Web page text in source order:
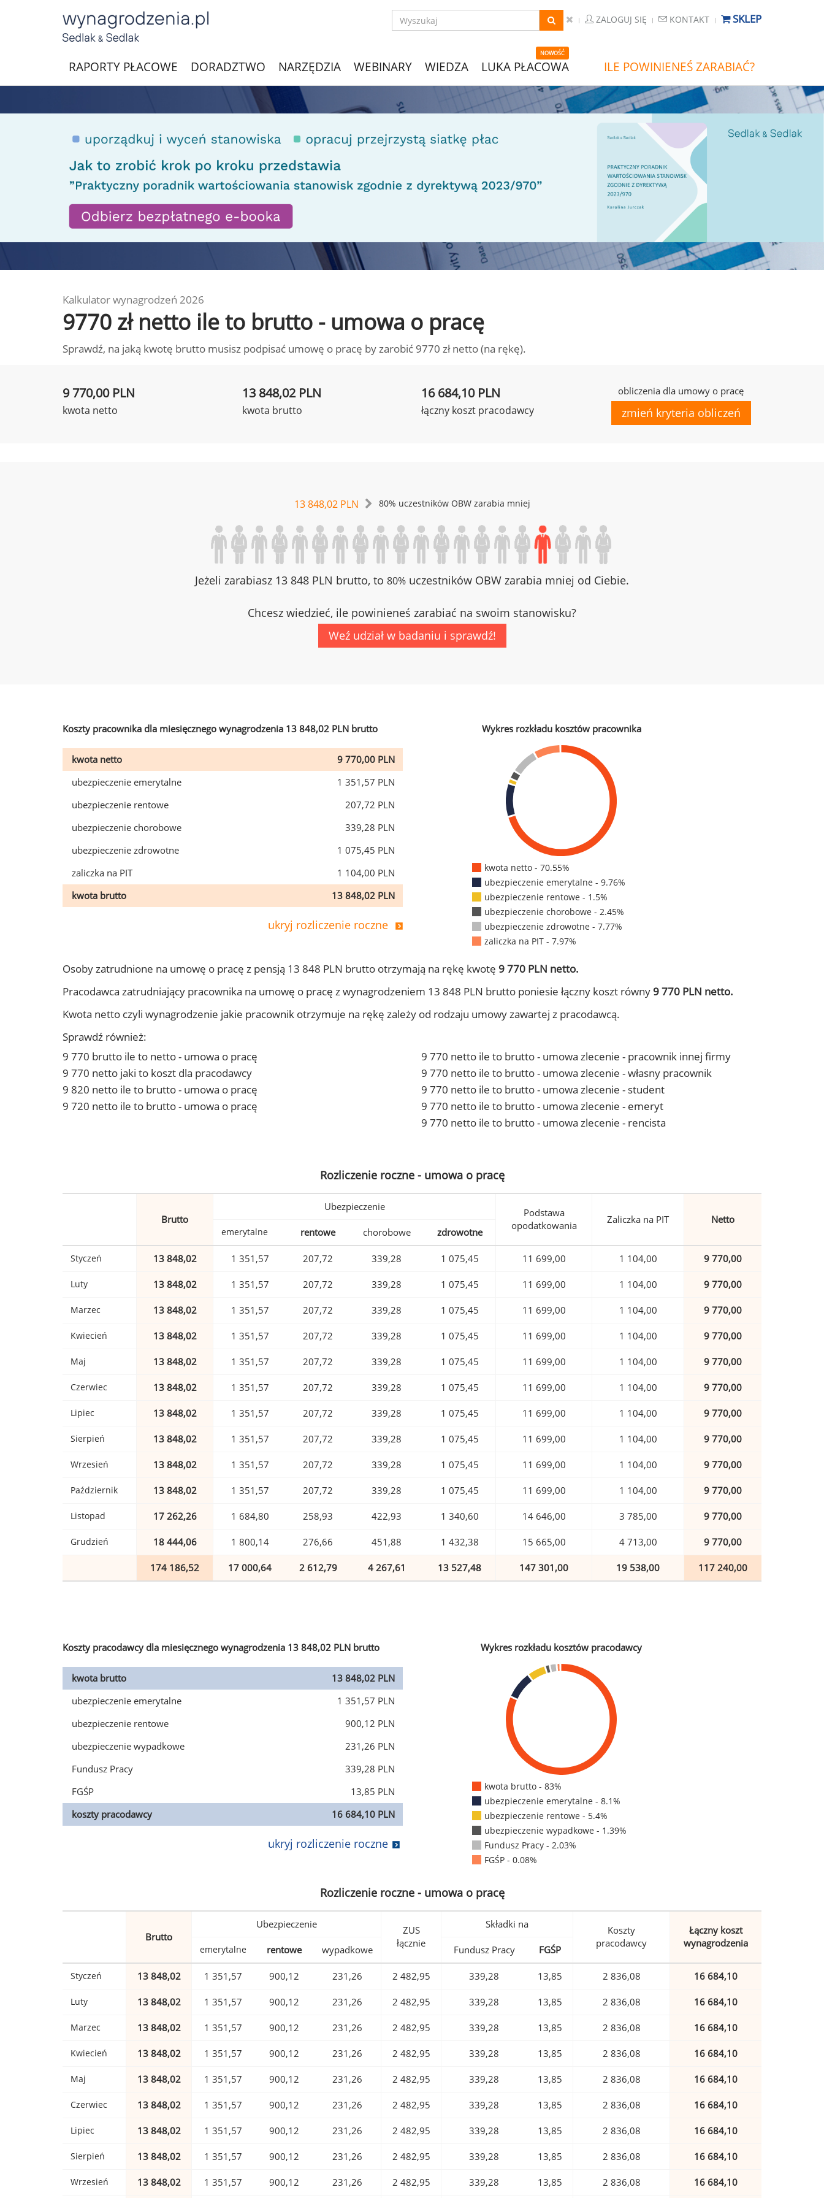
ZALOGUJ SIĘ KONTAKT SKLEP
RAPORTY PŁACOWE DORADZTWO NARZĘDZIA WEBINARY WIEDZA
NOWOŚĆ
LUKA PŁACOWA ILE POWINIENEŚ ZARABIAĆ?
Kalkulator wynagrodzeń 2026
9770 zł netto ile to brutto - umowa o pracę
Sprawdź, na jaką kwotę brutto musisz podpisać umowę o pracę by zarobić 9770 zł netto (na rękę).
9 770,00 PLN
kwota netto
13 848,02 PLN
kwota brutto
16 684,10 PLN
łączny koszt pracodawcy
obliczenia dla umowy o pracę
zmień kryteria obliczeń
13 848,02 PLN 80% uczestników OBW zarabia mniej
Jeżeli zarabiasz 13 848 PLN brutto, to 80% uczestników OBW zarabia mniej od Ciebie.
Chcesz wiedzieć, ile powinieneś zarabiać na swoim stanowisku?
Weź udział w badaniu i sprawdź!
Koszty pracownika dla miesięcznego wynagrodzenia 13 848,02 PLN brutto
kwota netto
9 770,00 PLN
ubezpieczenie emerytalne
1 351,57 PLN
ubezpieczenie rentowe
207,72 PLN
ubezpieczenie chorobowe
339,28 PLN
ubezpieczenie zdrowotne
1 075,45 PLN
zaliczka na PIT
1 104,00 PLN
kwota brutto
13 848,02 PLN
ukryj rozliczenie roczne
Wykres rozkładu kosztów pracownika
kwota netto - 70.55%
ubezpieczenie emerytalne - 9.76%
ubezpieczenie rentowe - 1.5%
ubezpieczenie chorobowe - 2.45%
ubezpieczenie zdrowotne - 7.77%
zaliczka na PIT - 7.97%
Osoby zatrudnione na umowę o pracę z pensją 13 848 PLN brutto otrzymają na rękę kwotę 9 770 PLN netto.
Pracodawca zatrudniający pracownika na umowę o pracę z wynagrodzeniem 13 848 PLN brutto poniesie łączny koszt równy 9 770 PLN netto.
Kwota netto czyli wynagrodzenie jakie pracownik otrzymuje na rękę zależy od rodzaju umowy zawartej z pracodawcą.
Sprawdź również:
9 770 brutto ile to netto - umowa o pracę
9 770 netto jaki to koszt dla pracodawcy
9 820 netto ile to brutto - umowa o pracę
9 720 netto ile to brutto - umowa o pracę
9 770 netto ile to brutto - umowa zlecenie - pracownik innej firmy
9 770 netto ile to brutto - umowa zlecenie - własny pracownik
9 770 netto ile to brutto - umowa zlecenie - student
9 770 netto ile to brutto - umowa zlecenie - emeryt
9 770 netto ile to brutto - umowa zlecenie - rencista
Rozliczenie roczne - umowa o pracę
Brutto
Ubezpieczenie
Podstawa
opodatkowania
Zaliczka na PIT Netto
emerytalne rentowe chorobowe zdrowotne
Styczeń 13 848,02 1 351,57 207,72 339,28 1 075,45 11 699,00 1 104,00 9 770,00
Luty 13 848,02 1 351,57 207,72 339,28 1 075,45 11 699,00 1 104,00 9 770,00
Marzec 13 848,02 1 351,57 207,72 339,28 1 075,45 11 699,00 1 104,00 9 770,00
Kwiecień 13 848,02 1 351,57 207,72 339,28 1 075,45 11 699,00 1 104,00 9 770,00
Maj 13 848,02 1 351,57 207,72 339,28 1 075,45 11 699,00 1 104,00 9 770,00
Czerwiec 13 848,02 1 351,57 207,72 339,28 1 075,45 11 699,00 1 104,00 9 770,00
Lipiec 13 848,02 1 351,57 207,72 339,28 1 075,45 11 699,00 1 104,00 9 770,00
Sierpień 13 848,02 1 351,57 207,72 339,28 1 075,45 11 699,00 1 104,00 9 770,00
Wrzesień 13 848,02 1 351,57 207,72 339,28 1 075,45 11 699,00 1 104,00 9 770,00
Październik 13 848,02 1 351,57 207,72 339,28 1 075,45 11 699,00 1 104,00 9 770,00
Listopad 17 262,26 1 684,80 258,93 422,93 1 340,60 14 646,00 3 785,00 9 770,00
Grudzień 18 444,06 1 800,14 276,66 451,88 1 432,38 15 665,00 4 713,00 9 770,00
174 186,52 17 000,64 2 612,79 4 267,61 13 527,48 147 301,00 19 538,00 117 240,00
Koszty pracodawcy dla miesięcznego wynagrodzenia 13 848,02 PLN brutto
kwota brutto
13 848,02 PLN
ubezpieczenie emerytalne
1 351,57 PLN
ubezpieczenie rentowe
900,12 PLN
ubezpieczenie wypadkowe
231,26 PLN
Fundusz Pracy
339,28 PLN
FGŚP
13,85 PLN
koszty pracodawcy
16 684,10 PLN
ukryj rozliczenie roczne
Wykres rozkładu kosztów pracodawcy
kwota brutto - 83%
ubezpieczenie emerytalne - 8.1%
ubezpieczenie rentowe - 5.4%
ubezpieczenie wypadkowe - 1.39%
Fundusz Pracy - 2.03%
FGŚP - 0.08%
Rozliczenie roczne - umowa o pracę
Brutto
Ubezpieczenie
ZUS
łącznie
Składki na
Koszty
pracodawcy
Łączny koszt
wynagrodzenia
emerytalne rentowe wypadkowe Fundusz Pracy FGŚP
Styczeń 13 848,02 1 351,57 900,12 231,26 2 482,95 339,28 13,85 2 836,08 16 684,10
Luty 13 848,02 1 351,57 900,12 231,26 2 482,95 339,28 13,85 2 836,08 16 684,10
Marzec 13 848,02 1 351,57 900,12 231,26 2 482,95 339,28 13,85 2 836,08 16 684,10
Kwiecień 13 848,02 1 351,57 900,12 231,26 2 482,95 339,28 13,85 2 836,08 16 684,10
Maj 13 848,02 1 351,57 900,12 231,26 2 482,95 339,28 13,85 2 836,08 16 684,10
Czerwiec 13 848,02 1 351,57 900,12 231,26 2 482,95 339,28 13,85 2 836,08 16 684,10
Lipiec 13 848,02 1 351,57 900,12 231,26 2 482,95 339,28 13,85 2 836,08 16 684,10
Sierpień 13 848,02 1 351,57 900,12 231,26 2 482,95 339,28 13,85 2 836,08 16 684,10
Wrzesień 13 848,02 1 351,57 900,12 231,26 2 482,95 339,28 13,85 2 836,08 16 684,10